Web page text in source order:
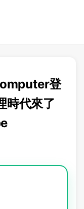
登
時代來了